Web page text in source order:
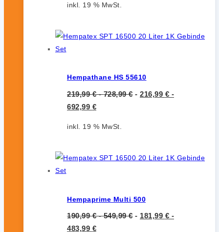
inkl. 19 % MwSt.
Hempathane HS 55610
219,99€-728,99€- 216,99 € -
692,99 €
inkl. 19 % MwSt.
Hempaprime Multi 500
190,99€-549,99€- 181,99 € -
483,99 €